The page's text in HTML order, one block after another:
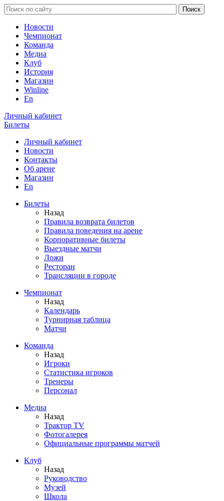
Новости
Чемпионат
Команда
Медиа
Клуб
История
Магазин
Winline
En
Личный кабинет
Билеты
Личный кабинет
Новости
Контакты
Об арене
Магазин
En
Билеты
Назад
Правила возврата билетов
Правила поведения на арене
Корпоративные билеты
Выездные матчи
Ложи
Ресторан
Трансляции в городе
Чемпионат
Назад
Календарь
Турнирная таблица
Матчи
Команда
Назад
Игроки
Статистика игроков
Тренеры
Персонал
Медиа
Назад
Трактор TV
Фотогалерея
Официальные программы матчей
Клуб
Назад
Руководство
Музей
Школа